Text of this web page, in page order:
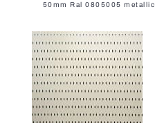
50mm Ral 0805005 metallic